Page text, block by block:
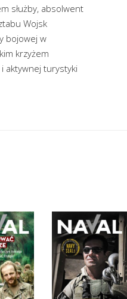
służby, absolwent
Wojsk
bojowej w
krzyżem
aktywnej turystyki